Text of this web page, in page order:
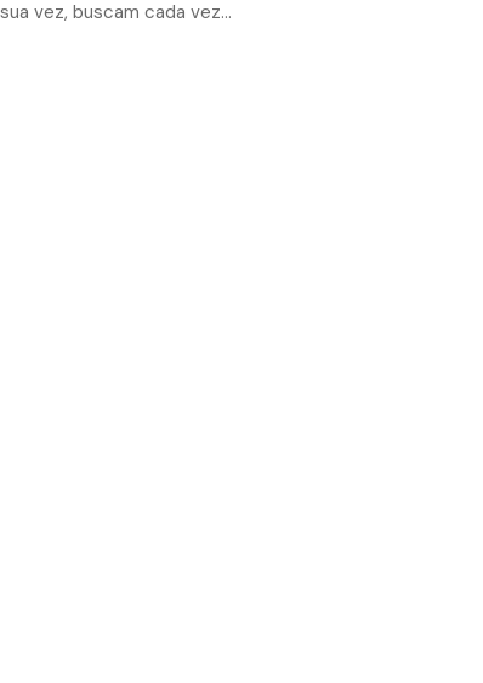
vez, buscam cada vez...